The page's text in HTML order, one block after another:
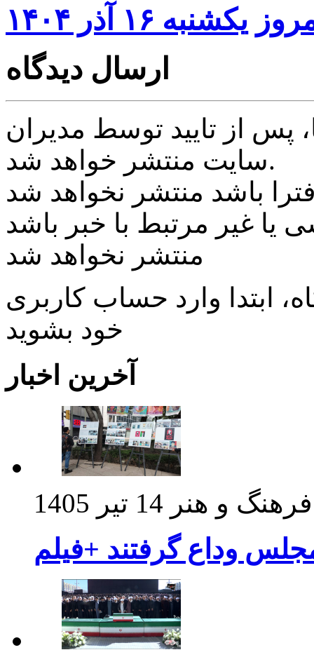
۱۶ آذر ۱۴۰۴
ارسال دیدگاه
از تایید توسط مدیران
سایت منتشر خواهد شد.
یا غیر مرتبط با خبر باشد
منتشر نخواهد شد
ابتدا وارد حساب كاربری
خود بشويد
آخرین اخبار
فرهنگ و هنر 14 تیر 1405
وداع گرفتند +فیلم